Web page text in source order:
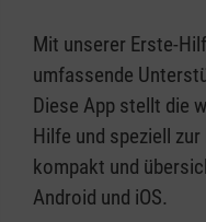
Mit unserer Erste-
umfassende
Diese App stellt die
Hilfe und speziell
kompakt und
Android und iOS.